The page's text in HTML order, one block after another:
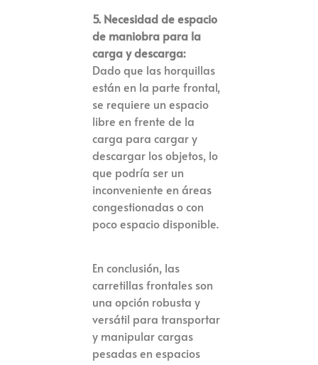
5. Necesidad de espacio
de maniobra para la
carga y descarga:
Dado que las horquillas
están en la parte frontal,
se requiere un espacio
libre en frente de la
carga para cargar y
descargar los objetos, lo
que podría ser un
inconveniente en áreas
congestionadas o con
poco espacio disponible.
En conclusión, las
carretillas frontales son
una opción robusta y
versátil para transportar
y manipular cargas
pesadas en espacios